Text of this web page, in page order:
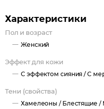
Характеристики
Пол и возраст
Женский
Эффект для кожи
С эффектом сияния /С
Тени (свойства)
Хамелеоны / Блестящие /